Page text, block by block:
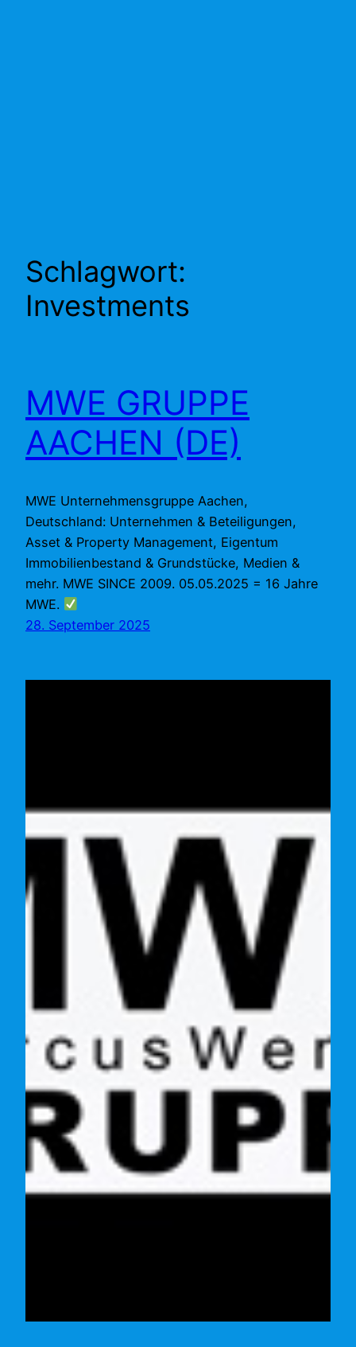
Schlagwort:
Investments
MWE GRUPPE
AACHEN (DE)
MWE Unternehmensgruppe Aachen,
Deutschland: Unternehmen & Beteiligungen,
Asset & Property Management, Eigentum
Immobilienbestand & Grundstücke, Medien &
mehr. MWE SINCE 2009. 05.05.2025 = 16 Jahre
MWE.
28. September 2025